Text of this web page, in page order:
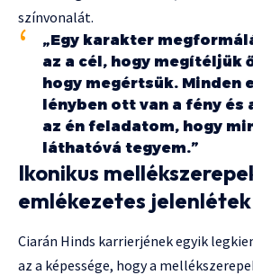
színvonalát.
„Egy karakter
az a cél, hogy megítéljük
hogy megértsük. Minden
lényben ott van a fény és
az én feladatom, hogy
láthatóvá tegyem.”
Ikonikus
emlékezetes jelenlétek
Ciarán Hinds karrierjének egyik
az a képessége, hogy a